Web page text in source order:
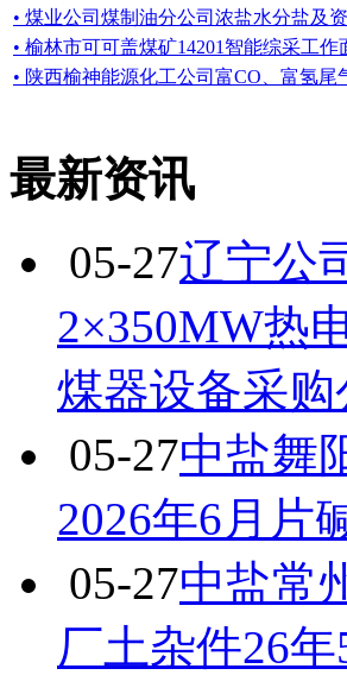
• 煤业公司煤制油分公司浓盐水分盐及
• 榆林市可可盖煤矿14201智能综采工作
• 陕西榆神能源化工公司富CO、富氢尾
最新资讯
05-27辽宁公
2×350MW热
煤器设备采
05-27中盐舞
2026年6月片
05-27中盐常
厂土杂件26